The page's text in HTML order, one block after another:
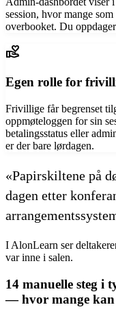
session, hvor mange
overbooket. Du
volunteer_activism
Egen rolle for
Frivillige får begrenset
oppmøteloggen for sin
betalingsstatus eller
er der bare lørdagen.
«Papirskiltene på
dagen etter
I AlonLearn ser
var inne i salen.
14 manuelle steg i
— hvor mange kan